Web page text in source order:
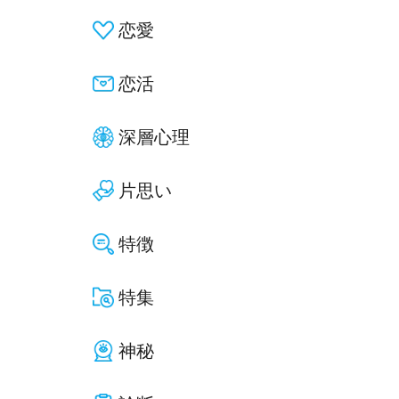
恋愛
恋活
深層心理
片思い
特徴
特集
神秘